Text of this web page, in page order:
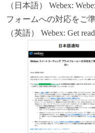
（日本語） Webex:
フォームへの対応をご
（英語） Webex: Get